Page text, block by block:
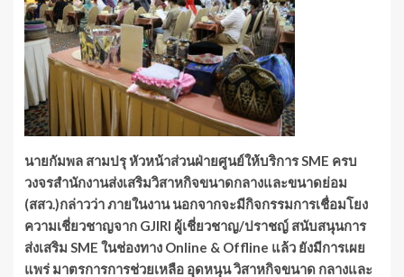
นายกัมพล สามปรุ หัวหน้าส่วนฝ่ายศูนย์ให้บริการ SME ครบ
วงจรสำนักงานส่งเสริมวิสาหกิจขนาดกลางและขนาดย่อม
(สสว.)กล่าวว่า ภายในงาน นอกจากจะมีกิจกรรมการเชื่อมโยง
ความเชี่ยวชาญจาก GJIRI ผู้เชี่ยวชาญ/ปราชญ์ สนับสนุนการ
ส่งเสริม SME ในช่องทาง Online & Offline แล้ว ยังมีการเผย
แพร่ มาตรการการช่วยเหลือ อุดหนุน วิสาหกิจขนาด กลางและ